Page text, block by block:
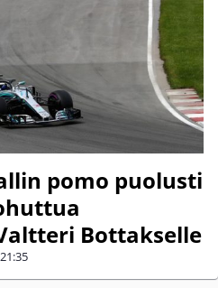
pomo puolusti
Bottakselle
21:35